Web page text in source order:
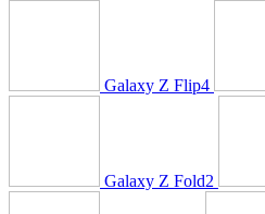
Galaxy Z Flip4
Galaxy Z Fold2